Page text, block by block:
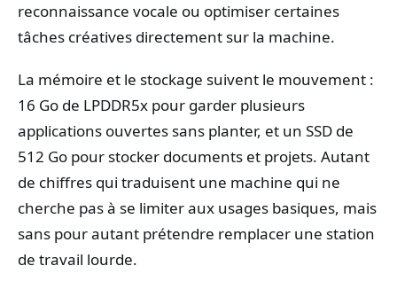
reconnaissance vocale ou optimiser certaines
tâches créatives directement sur la machine.
La mémoire et le stockage suivent le mouvement :
16 Go de LPDDR5x pour garder plusieurs
applications ouvertes sans planter, et un SSD de
512 Go pour stocker documents et projets. Autant
de chiffres qui traduisent une machine qui ne
cherche pas à se limiter aux usages basiques, mais
sans pour autant prétendre remplacer une station
de travail lourde.